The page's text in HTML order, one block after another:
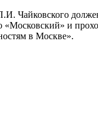
Чайковского
«Московский» и
в Москве».